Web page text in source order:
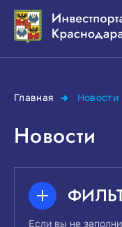
Главная Новости
Новости
Если вы не